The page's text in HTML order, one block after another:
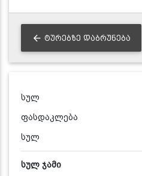
ᲢᲣᲠᲔᲑᲖᲔ ᲓᲐᲑᲠᲣᲜᲔᲑᲐ
სულ
ფასდაკლება
სულ
სულ ჯამი